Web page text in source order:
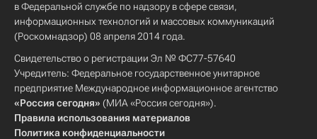
в Федеральной службе по надзору в сфере связи,
информационных технологий и массовых коммуникаций
(Роскомнадзор) 08 апреля 2014 года.
Свидетельство о регистрации Эл № ФС77-57640
Учредитель: Федеральное государственное унитарное
предприятие Международное информационное агентство
«Россия сегодня» (МИА «Россия сегодня»).
Правила использования материалов
Политика конфиденциальности